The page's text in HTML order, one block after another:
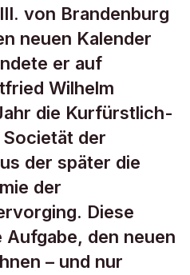
von Brandenburg
neuen Kalender
er auf
Wilhelm
die Kurfürstlich-
der
der später die
der
Diese
den neuen
– und nur